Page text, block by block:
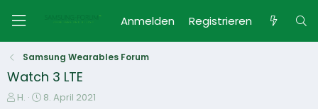
Anmelden Registrieren
Samsung Wearables Forum
Watch 3 LTE
E
H.
E
8. April 2021